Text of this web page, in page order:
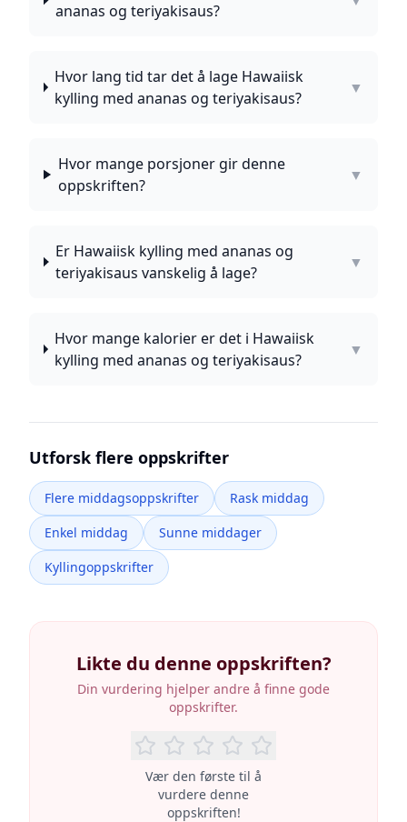
ananas og teriyakisaus?
Hvor lang tid tar det å lage Hawaiisk
kylling med ananas og teriyakisaus?
▼
Hvor mange porsjoner gir denne
oppskriften?
▼
Er Hawaiisk kylling med ananas og
teriyakisaus vanskelig å lage?
▼
Hvor mange kalorier er det i Hawaiisk
kylling med ananas og teriyakisaus?
▼
Utforsk flere oppskrifter
Flere middagsoppskrifter
Rask middag
Enkel middag
Sunne middager
Kyllingoppskrifter
Likte du denne oppskriften?
Din vurdering hjelper andre å finne gode
oppskrifter.
Vær den første til å
vurdere denne
oppskriften!